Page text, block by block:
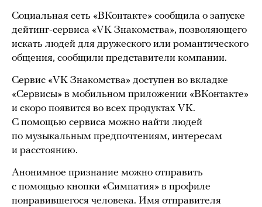
Социальная сеть «ВКонтакте» сообщила о запуске
дейтинг-сервиса «VK Знакомства», позволяющего
искать людей для дружеского или романтического
общения, сообщили представители компании.
Сервис «VK Знакомства» доступен во вкладке
«Сервисы» в мобильном приложении «ВКонтакте»
и скоро появится во всех продуктах VK.
С помощью сервиса можно найти людей
по музыкальным предпочтениям, интересам
и расстоянию.
Анонимное признание можно отправить
с помощью кнопки «Симпатия» в профиле
понравившегося человека. Имя отправителя